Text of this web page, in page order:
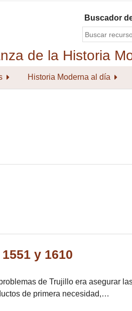
Buscador
Historia Moderna al día
y 1610
de Trujillo era asegurar
de primera necesidad,…